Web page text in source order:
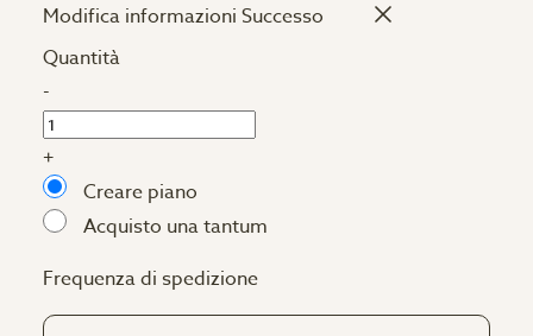
Modifica informazioni Successo
Quantità
-
+
Creare piano
Acquisto una tantum
Frequenza di spedizione